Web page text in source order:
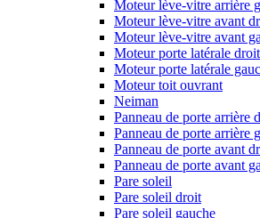
Moteur lève-vitre arrière
Moteur lève-vitre avant
Moteur lève-vitre avant
Moteur porte latérale
Moteur porte latérale
Moteur toit ouvrant
Neiman
Panneau de porte arrière
Panneau de porte arrière
Panneau de porte avant
Panneau de porte avant
Pare soleil
Pare soleil droit
Pare soleil gauche